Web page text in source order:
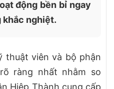
động bền bỉ ngay
nghiệt.
thuật viên và bộ phận
ràng nhất nhằm so
Hiệp Thành cung cấp